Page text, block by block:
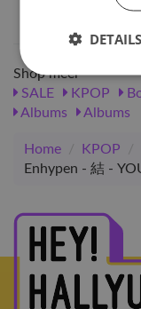
Shop meer
SALE
KPOP
Albums
Albums
Home / KPOP /
Enhypen - 結 -